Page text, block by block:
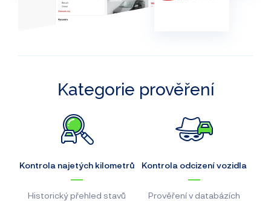
Kategorie prověření
Kontrola najetých kilometrů
Historický přehled stavů
Kontrola odcizení vozidla
Prověření v databázích